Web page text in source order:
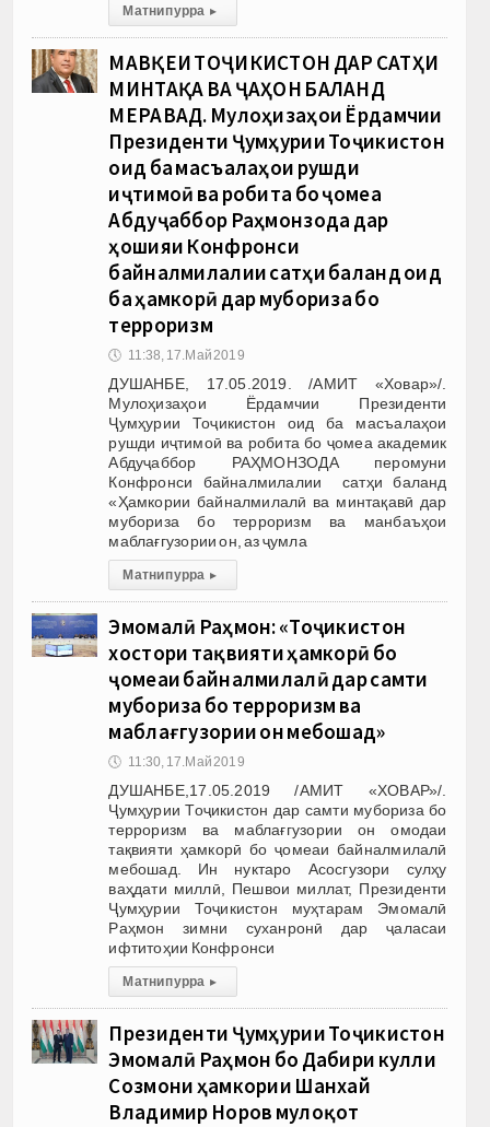
Матни пурра ▸
МАВҚЕИ ТОҶИКИСТОН ДАР САТҲИ
МИНТАҚА ВА ҶАҲОН БАЛАНД
МЕРАВАД. Мулоҳизаҳои Ёрдамчии
Президенти Ҷумҳурии Тоҷикистон
оид ба масъалаҳои рушди
иҷтимоӣ ва робита бо ҷомеа
Абдуҷаббор Раҳмонзода дар
ҳошияи Конфронси
байналмилалии сатҳи баланд оид
ба ҳамкорӣ дар мубориза бо
терроризм
🕔 11:38, 17.Май 2019
ДУШАНБЕ, 17.05.2019. /АМИТ «Ховар»/.
Мулоҳизаҳои Ёрдамчии Президенти
Ҷумҳурии Тоҷикистон оид ба масъалаҳои
рушди иҷтимоӣ ва робита бо ҷомеа академик
Абдуҷаббор РАҲМОНЗОДА перомуни
Конфронси байналмилалии сатҳи баланд
«Ҳамкории байналмилалӣ ва минтақавӣ дар
мубориза бо терроризм ва манбаъҳои
маблағгузории он, аз ҷумла
Матни пурра ▸
Эмомалӣ Раҳмон: «Тоҷикистон
хостори тақвияти ҳамкорӣ бо
ҷомеаи байналмилалӣ дар самти
мубориза бо терроризм ва
маблағгузории он мебошад»
🕔 11:30, 17.Май 2019
ДУШАНБЕ,17.05.2019 /АМИТ «ХОВАР»/.
Ҷумҳурии Тоҷикистон дар самти мубориза бо
терроризм ва маблағгузории он омодаи
тақвияти ҳамкорӣ бо ҷомеаи байналмилалӣ
мебошад. Ин нуктаро Асосгузори сулҳу
ваҳдати миллӣ, Пешвои миллат, Президенти
Ҷумҳурии Тоҷикистон муҳтарам Эмомалӣ
Раҳмон зимни суханронӣ дар ҷаласаи
ифтитоҳии Конфронси
Матни пурра ▸
Президенти Ҷумҳурии Тоҷикистон
Эмомалӣ Раҳмон бо Дабири кулли
Созмони ҳамкории Шанхай
Владимир Норов мулоқот